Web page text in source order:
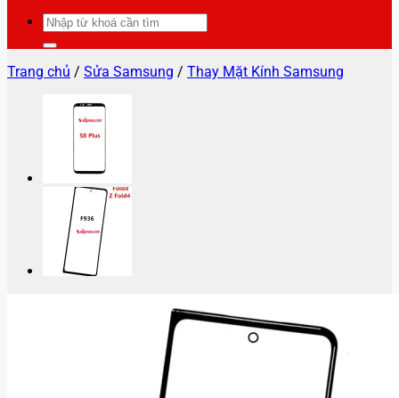
Tìm
kiếm:
Trang chủ / Sửa Samsung / Thay Mặt Kính Samsung